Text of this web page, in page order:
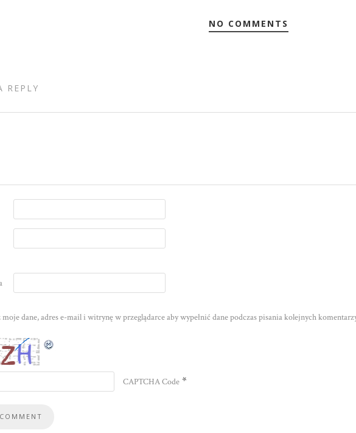
NO COMMENTS
REPLY
moje dane, adres e-mail i witrynę w przeglądarce aby wypełnić dane podczas pisania kolejnych
CAPTCHA Code *